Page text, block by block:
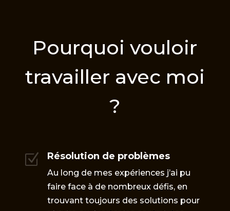
Pourquoi vouloir
travailler avec moi
?
Z Résolution de problèmes
Au long de mes expériences j’ai pu
faire face à de nombreux défis, en
trouvant toujours des solutions pour